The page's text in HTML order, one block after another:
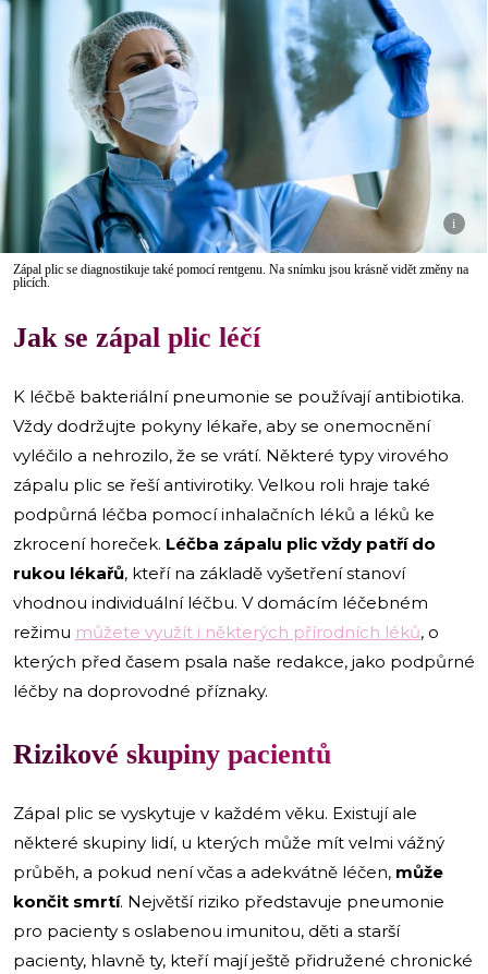
i
Zápal plic se diagnostikuje také pomocí rentgenu. Na snímku jsou krásně vidět změny na
plicích.
Jak se zápal plic léčí
K léčbě bakteriální pneumonie se používají antibiotika.
Vždy dodržujte pokyny lékaře, aby se onemocnění
vyléčilo a nehrozilo, že se vrátí. Některé typy virového
zápalu plic se řeší antivirotiky. Velkou roli hraje také
podpůrná léčba pomocí inhalačních léků a léků ke
zkrocení horeček. Léčba zápalu plic vždy patří do
rukou lékařů, kteří na základě vyšetření stanoví
vhodnou individuální léčbu. V domácím léčebném
režimu můžete využít i některých přírodních léků, o
kterých před časem psala naše redakce, jako podpůrné
léčby na doprovodné příznaky.
Rizikové skupiny pacientů
Zápal plic se vyskytuje v každém věku. Existují ale
některé skupiny lidí, u kterých může mít velmi vážný
průběh, a pokud není včas a adekvátně léčen, může
končit smrtí. Největší riziko představuje pneumonie
pro pacienty s oslabenou imunitou, děti a starší
pacienty, hlavně ty, kteří mají ještě přidružené chronické